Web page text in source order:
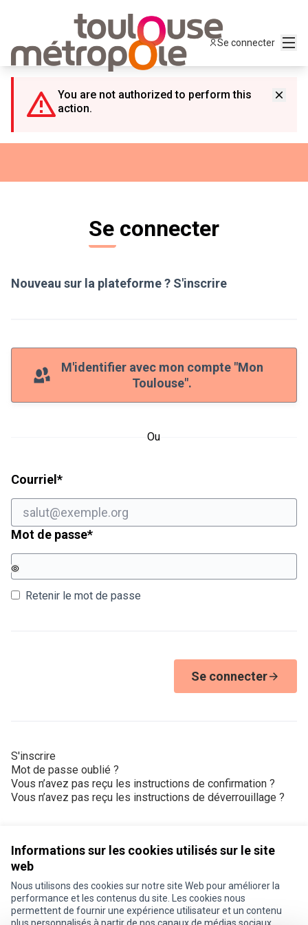
Informations sur les cookies utilisés sur le site
web
Nous utilisons des cookies sur notre site Web pour améliorer la
performance et les contenus du site. Les cookies nous
permettent de fournir une expérience utilisateur et un contenu
Se connecter
You are not authorized to perform this
action.
Se connecter
Nouveau sur la plateforme ? S'inscrire
M'identifier avec mon compte "Mon
Toulouse".
Ou
Courriel *Champ obligatoire
Mot de passe*Champ obligatoire
Retenir le mot de passe
Se connecter
S'inscrire
Mot de passe oublié ?
Vous n’avez pas reçu les instructions de confirmation ?
Vous n’avez pas reçu les instructions de déverrouillage ?
Conditions d'utilisation
Paramètres des cookies
Je participe ! sur X
Je participe ! sur Facebook
Je participe ! sur Instagram